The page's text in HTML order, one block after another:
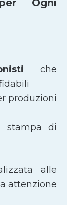
Ogni
che
produzioni
stampa di
alle
attenzione